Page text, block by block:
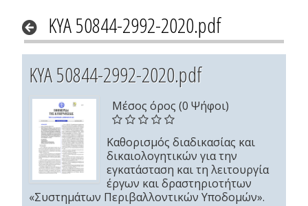
ΚΥΑ 50844-2992-2020.pdf
ΚΥΑ 50844-2992-2020.pdf
Μέσος όρος (0 Ψήφοι)
Καθορισμός διαδικασίας και
δικαιολογητικών για την
εγκατάσταση και τη λειτουργία
έργων και δραστηριοτήτων
«Συστημάτων Περιβαλλοντικών Υποδομών».